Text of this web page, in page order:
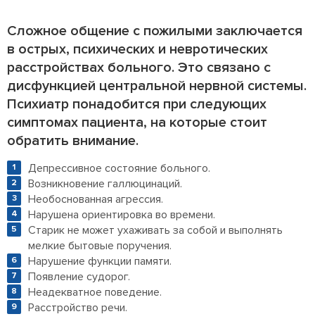
Сложное общение с пожилыми заключается
в острых, психических и невротических
расстройствах больного. Это связано с
дисфункцией центральной нервной системы.
Психиатр понадобится при следующих
симптомах пациента, на которые стоит
обратить внимание.
Депрессивное состояние больного.
Возникновение галлюцинаций.
Необоснованная агрессия.
Нарушена ориентировка во времени.
Старик не может ухаживать за собой и выполнять
мелкие бытовые поручения.
Нарушение функции памяти.
Появление судорог.
Неадекватное поведение.
Расстройство речи.